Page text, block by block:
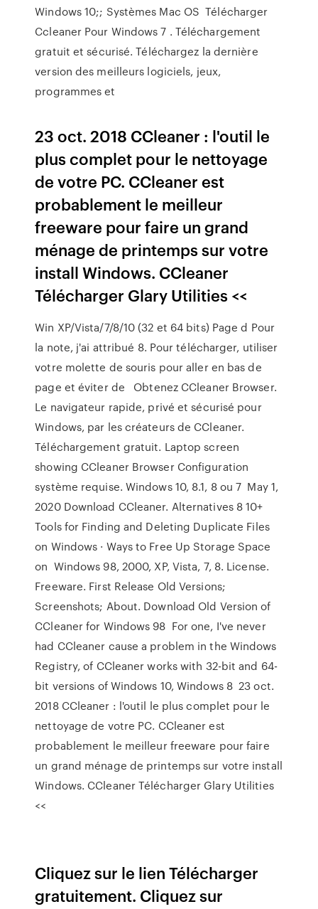
Windows 10;; Systèmes Mac OS Télécharger
Ccleaner Pour Windows 7 . Téléchargement
gratuit et sécurisé. Téléchargez la dernière
version des meilleurs logiciels, jeux,
programmes et
23 oct. 2018 CCleaner : l'outil le
plus complet pour le nettoyage
de votre PC. CCleaner est
probablement le meilleur
freeware pour faire un grand
ménage de printemps sur votre
install Windows. CCleaner
Télécharger Glary Utilities <<
Win XP/Vista/7/8/10 (32 et 64 bits) Page d Pour
la note, j'ai attribué 8. Pour télécharger, utiliser
votre molette de souris pour aller en bas de
page et éviter de Obtenez CCleaner Browser.
Le navigateur rapide, privé et sécurisé pour
Windows, par les créateurs de CCleaner.
Téléchargement gratuit. Laptop screen
showing CCleaner Browser Configuration
système requise. Windows 10, 8.1, 8 ou 7 May 1,
2020 Download CCleaner. Alternatives 8 10+
Tools for Finding and Deleting Duplicate Files
on Windows · Ways to Free Up Storage Space
on Windows 98, 2000, XP, Vista, 7, 8. License.
Freeware. First Release Old Versions;
Screenshots; About. Download Old Version of
CCleaner for Windows 98 For one, I've never
had CCleaner cause a problem in the Windows
Registry, of CCleaner works with 32-bit and 64-
bit versions of Windows 10, Windows 8 23 oct.
2018 CCleaner : l'outil le plus complet pour le
nettoyage de votre PC. CCleaner est
probablement le meilleur freeware pour faire
un grand ménage de printemps sur votre install
Windows. CCleaner Télécharger Glary Utilities
<<
Cliquez sur le lien Télécharger
gratuitement. Cliquez sur